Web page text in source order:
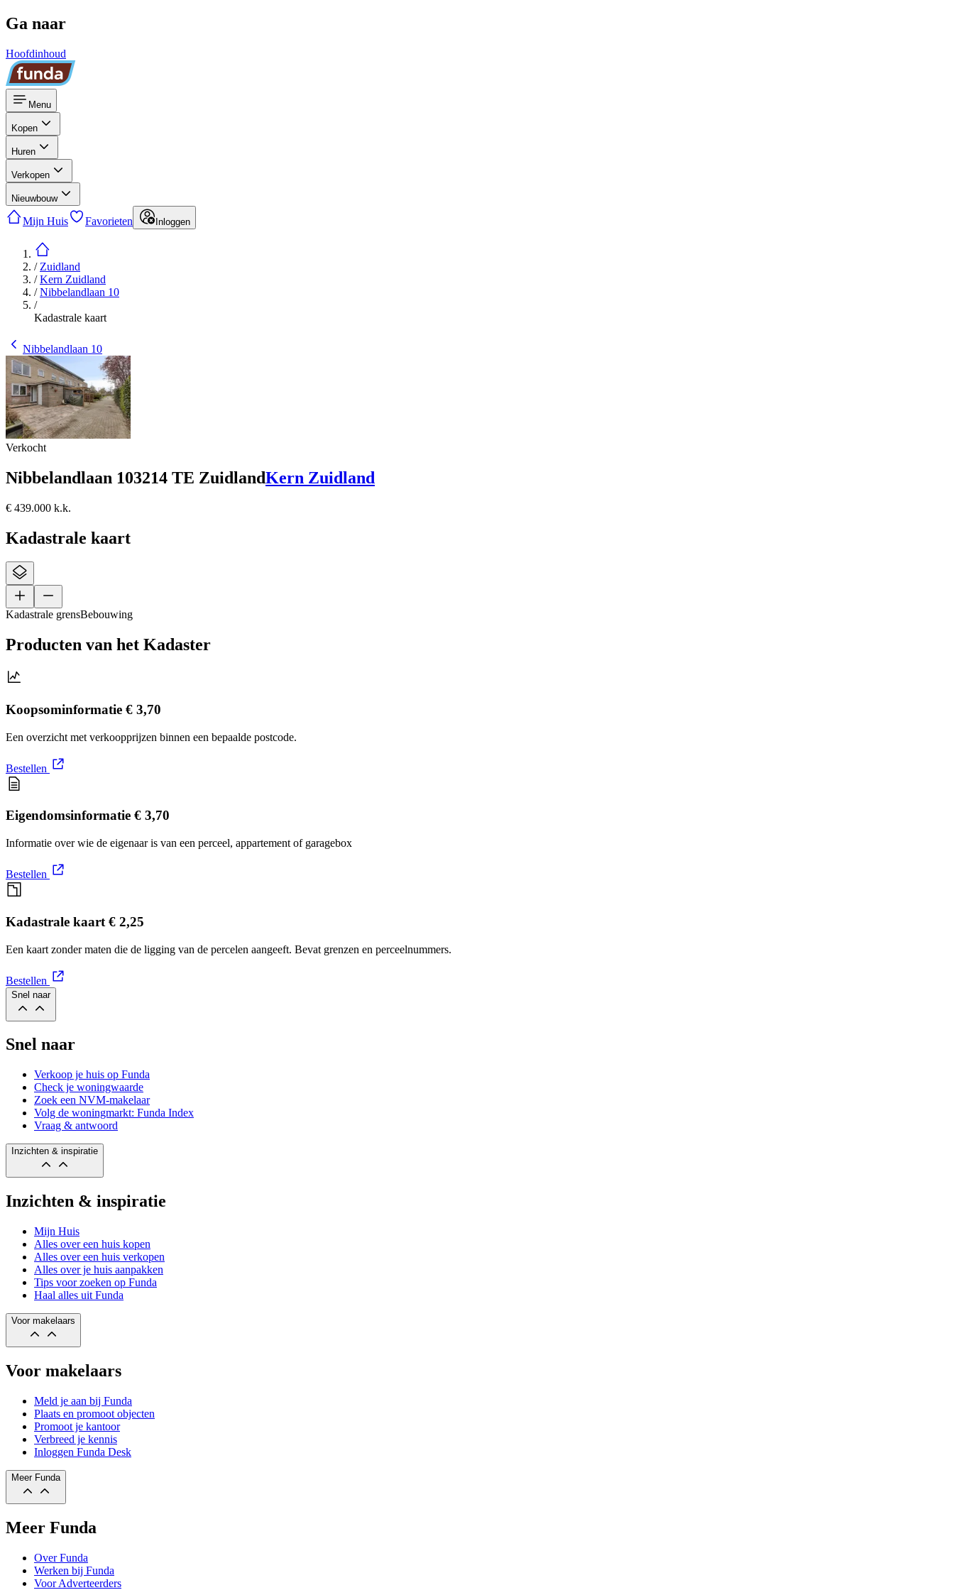
Ga naar
Hoofdinhoud
Menu
Kopen
Huren
Verkopen
Nieuwbouw
Mijn Huis Favorieten Inloggen
/ Zuidland
/Kern Zuidland
/Nibbelandlaan 10
/
Kadastrale kaart
Nibbelandlaan 10
Verkocht
Nibbelandlaan 103214 TE ZuidlandKern Zuidland
€ 439.000 k.k.
Kadastrale kaart
Kadastrale grensBebouwing
Producten van het Kadaster
Koopsominformatie € 3,70
Een overzicht met verkoopprijzen binnen een bepaalde postcode.
Bestellen
Eigendomsinformatie € 3,70
Informatie over wie de eigenaar is van een perceel, appartement of garagebox
Bestellen
Kadastrale kaart € 2,25
Een kaart zonder maten die de ligging van de percelen aangeeft. Bevat grenzen en perceelnummers.
Bestellen
Snel naar
Snel naar
Verkoop je huis op Funda
Check je woningwaarde
Zoek een NVM-makelaar
Volg de woningmarkt: Funda Index
Vraag & antwoord
Inzichten & inspiratie
Inzichten & inspiratie
Mijn Huis
Alles over een huis kopen
Alles over een huis verkopen
Alles over je huis aanpakken
Tips voor zoeken op Funda
Haal alles uit Funda
Voor makelaars
Voor makelaars
Meld je aan bij Funda
Plaats en promoot objecten
Promoot je kantoor
Verbreed je kennis
Inloggen Funda Desk
Meer Funda
Meer Funda
Over Funda
Werken bij Funda
Voor Adverteerders